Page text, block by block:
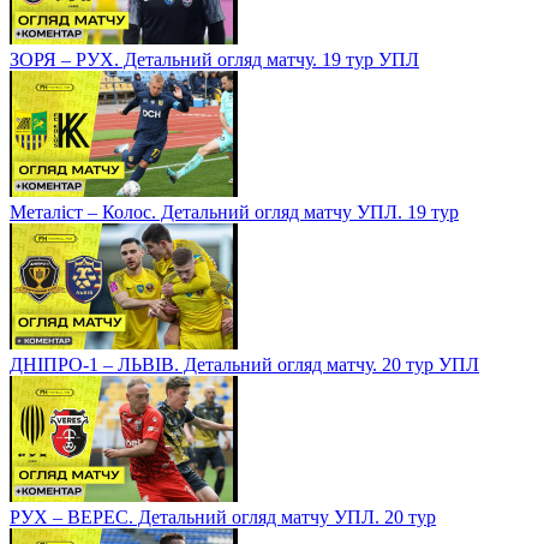
ЗОРЯ – РУХ. Детальний огляд матчу. 19 тур УПЛ
Металіст – Колос. Детальний огляд матчу УПЛ. 19 тур
ДНІПРО-1 – ЛЬВІВ. Детальний огляд матчу. 20 тур УПЛ
РУХ – ВЕРЕС. Детальний огляд матчу УПЛ. 20 тур